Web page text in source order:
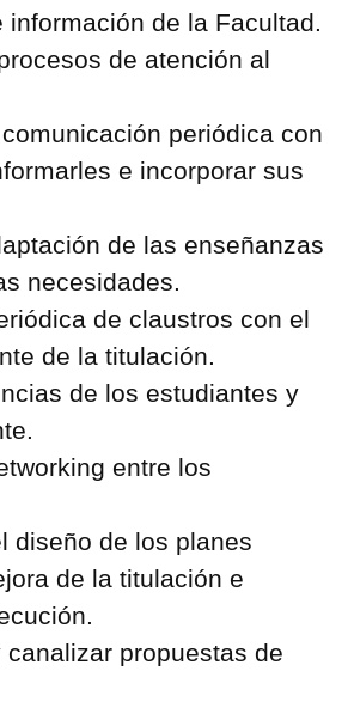
información de la Facultad.
de atención al
periódica con
e incorporar sus
de las enseñanzas
necesidades.
de claustros con el
de la titulación.
de los estudiantes y
entre los
diseño de los planes
de la titulación e
canalizar propuestas de